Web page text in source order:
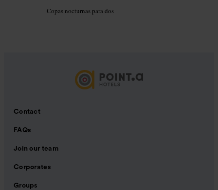
Copas nocturnas para dos
Contact
FAQs
Join our team
Corporates
Groups